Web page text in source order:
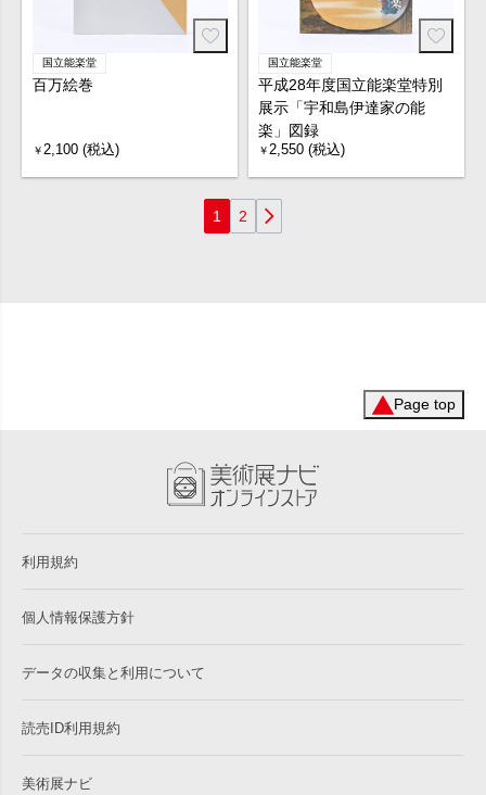
国立能楽堂
百万絵巻
￥2,100 (税込)
国立能楽堂
平成28年度国立能楽堂特別
展示「宇和島伊達家の能
楽」図録
￥ 2,550 (税込)
1 2
Page top
利用規約
個人情報保護方針
データの収集と利用について
読売ID利用規約
美術展ナビ